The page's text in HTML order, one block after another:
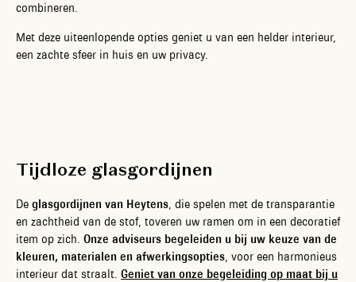
combineren.
Met deze uiteenlopende opties geniet u van een helder interieur,
een zachte sfeer in huis en uw privacy.
Tijdloze glasgordijnen
De glasgordijnen van Heytens, die spelen met de transparantie
en zachtheid van de stof, toveren uw ramen om in een decoratief
item op zich. Onze adviseurs begeleiden u bij uw keuze van de
kleuren, materialen en afwerkingsopties, voor een harmonieus
interieur dat straalt. Geniet van onze begeleiding op maat bij u